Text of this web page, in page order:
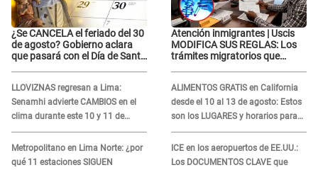
¿Se CANCELA el feriado del 30
de agosto? Gobierno aclara
que pasará con el Día de Santa
LLOVIZNAS regresan a Lima:
Senamhi advierte CAMBIOS en el
clima durante este 10 y 11 de
agosto
Metropolitano en Lima Norte: ¿por
qué 11 estaciones SIGUEN
Atención inmigrantes | Uscis
MODIFICA SUS REGLAS: Los
trámites migratorios que
ALIMENTOS GRATIS en California
desde el 10 al 13 de agosto: Estos
son los LUGARES y horarios para
recibir la ayuda
ICE en los aeropuertos de EE.UU.:
Los DOCUMENTOS CLAVE que